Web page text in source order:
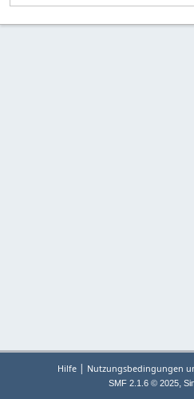
Hilfe | Nutzungsbedingungen
SMF 2.1.6 © 2025,